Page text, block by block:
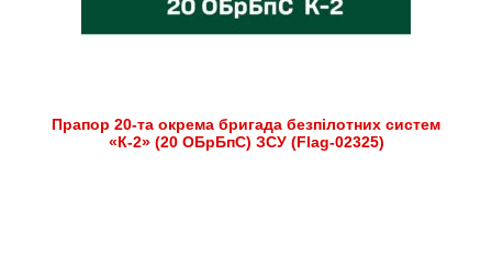
Прапор 20-та окрема бригада безпілотних систем
«К-2» (20 ОБрБпС) ЗСУ (Flag-02325)